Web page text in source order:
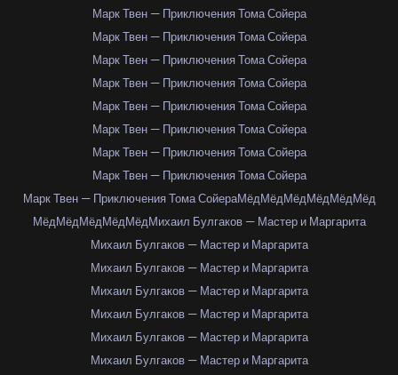
Марк Твен — Приключения Тома Сойера
Марк Твен — Приключения Тома Сойера
Марк Твен — Приключения Тома Сойера
Марк Твен — Приключения Тома Сойера
Марк Твен — Приключения Тома Сойера
Марк Твен — Приключения Тома Сойера
Марк Твен — Приключения Тома Сойера
Марк Твен — Приключения Тома Сойера
Марк Твен — Приключения Тома СойераМёдМёдМёдМёдМёдМёд
МёдМёдМёдМёдМёдМихаил Булгаков — Мастер и Маргарита
Михаил Булгаков — Мастер и Маргарита
Михаил Булгаков — Мастер и Маргарита
Михаил Булгаков — Мастер и Маргарита
Михаил Булгаков — Мастер и Маргарита
Михаил Булгаков — Мастер и Маргарита
Михаил Булгаков — Мастер и Маргарита